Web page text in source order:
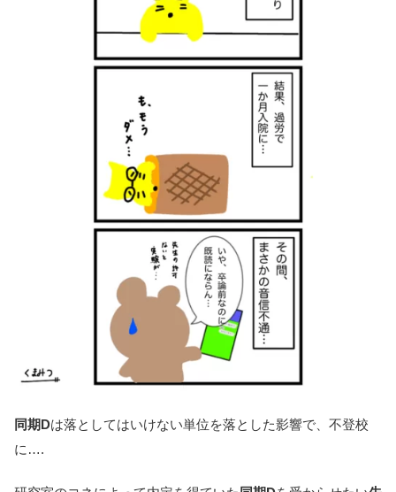
同期Dは落としてはいけない単位を落とした影響で、不登校
に….